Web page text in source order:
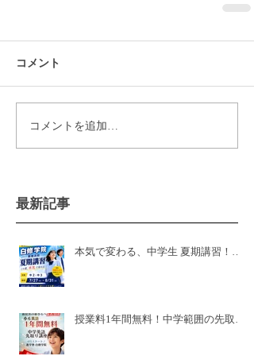
コメント
コメントを追加…
最新記事
本気で変わる、中学生 夏期講習！白
授業料1年間無料！中学範囲の先取り